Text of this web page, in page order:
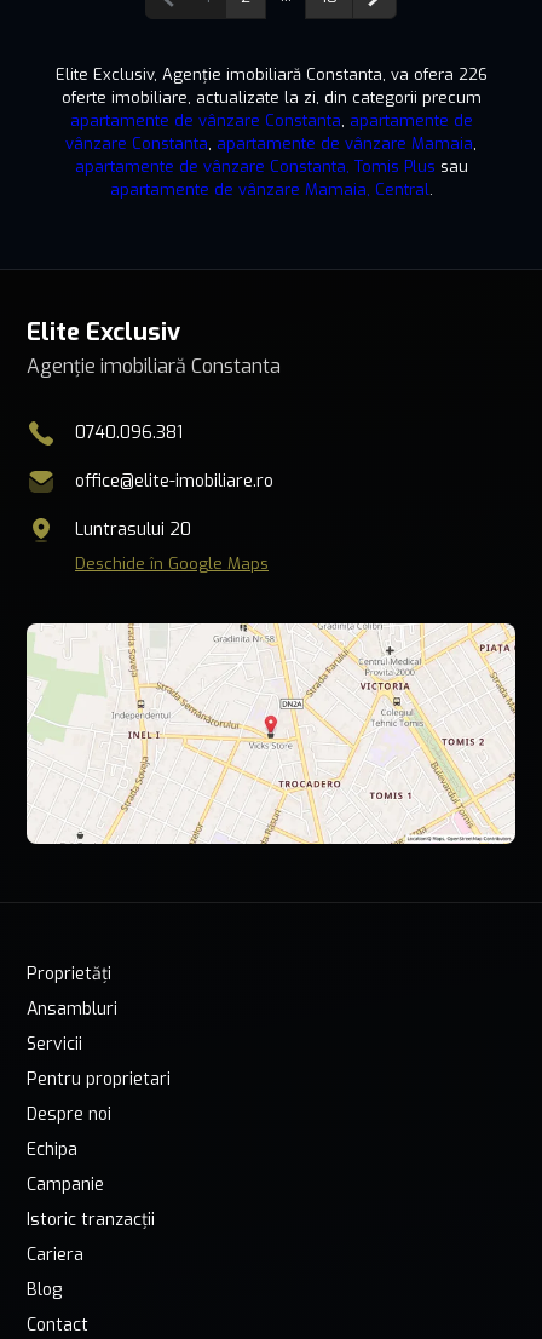
Elite Exclusiv, Agenție imobiliară Constanta, va ofera 226
oferte imobiliare, actualizate la zi, din categorii precum
apartamente de vânzare Constanta, apartamente de
vânzare Constanta, apartamente de vânzare Mamaia,
apartamente de vânzare Constanta, Tomis Plus sau
apartamente de vânzare Mamaia, Central.
Elite Exclusiv
Agenție imobiliară Constanta
0740.096.381
office@elite-imobiliare.ro
Luntrasului 20
Deschide în Google Maps
Proprietăți
Ansambluri
Servicii
Pentru proprietari
Despre noi
Echipa
Campanie
Istoric tranzacții
Cariera
Blog
Contact